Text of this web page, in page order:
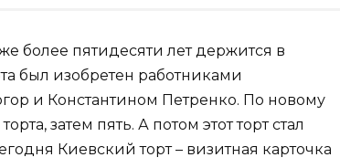
более пятидесяти лет держится в
был изобретен работниками
и Константином Петренко. По новому
затем пять. А потом этот торт стал
Киевский торт – визитная карточка